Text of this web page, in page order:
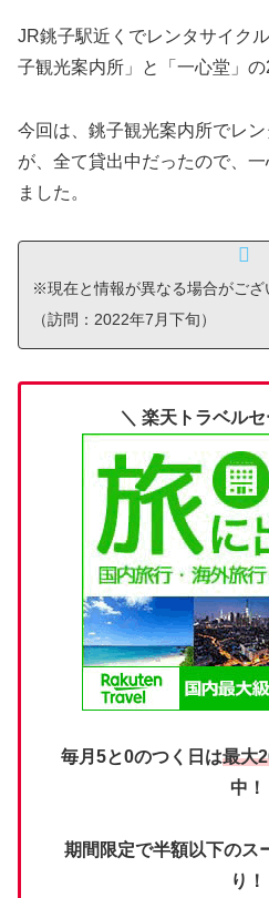
JR銚子駅近くでレンタサイク
子観光案内所」と「一心堂」の
今回は、銚子観光案内所でレ
が、全て貸出中だったので、
ました。
※現在と情報が異なる場合がござ
（訪問：2022年7月下旬）
＼ 楽天トラベル
毎月5と0のつく日は最大
中！
期間限定で半額以下のス
り！